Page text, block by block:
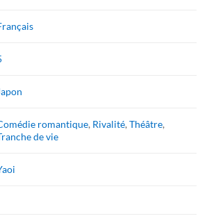
romantique, Rivalité,Théâtre,
de vie